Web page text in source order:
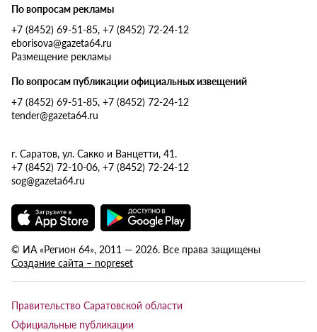
По вопросам рекламы
+7 (8452) 69-51-85, +7 (8452) 72-24-12
eborisova@gazeta64.ru
Размещение рекламы
По вопросам публикации официальных извещений
+7 (8452) 69-51-85, +7 (8452) 72-24-12
tender@gazeta64.ru
г. Саратов, ул. Сакко и Ванцетти, 41.
+7 (8452) 72-10-06, +7 (8452) 72-24-12
sog@gazeta64.ru
© ИА «Регион 64», 2011 — 2026. Все права защищены
Создание сайта – nopreset
Правительство Саратовской области
Официальные публикации